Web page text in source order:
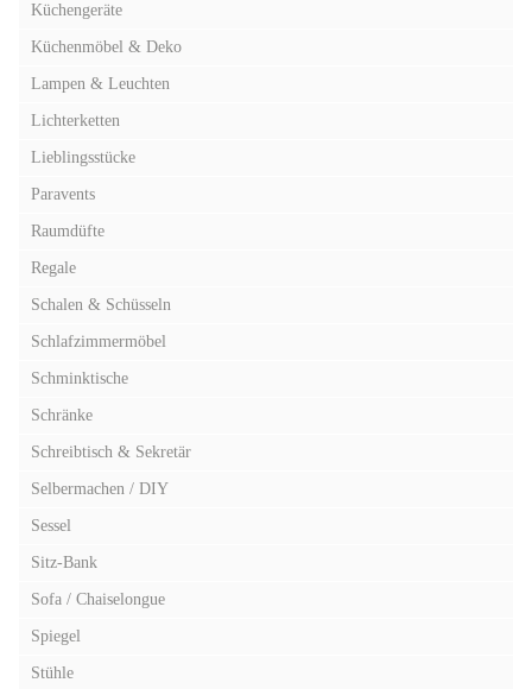
Küchengeräte
Küchenmöbel & Deko
Lampen & Leuchten
Lichterketten
Lieblingsstücke
Paravents
Raumdüfte
Regale
Schalen & Schüsseln
Schlafzimmermöbel
Schminktische
Schränke
Schreibtisch & Sekretär
Selbermachen / DIY
Sessel
Sitz-Bank
Sofa / Chaiselongue
Spiegel
Stühle